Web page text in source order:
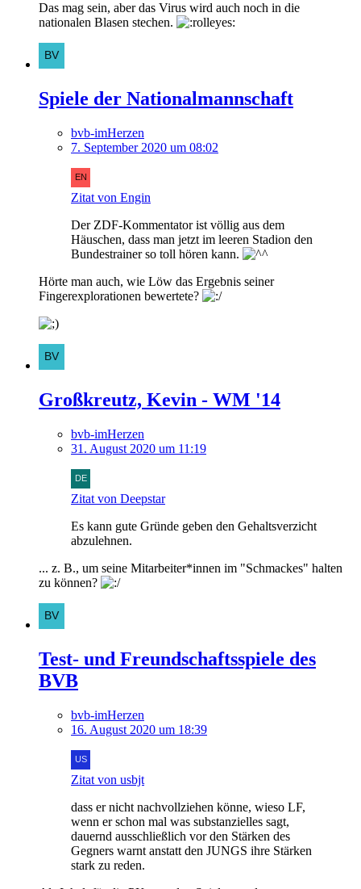
Das mag sein, aber das Virus wird auch noch in die
nationalen Blasen stechen.
Spiele der Nationalmannschaft
bvb-imHerzen
7. September 2020 um 08:02
Zitat von Engin
Der ZDF-Kommentator ist völlig aus dem
Häuschen, dass man jetzt im leeren Stadion den
Bundestrainer so toll hören kann.
Hörte man auch, wie Löw das Ergebnis seiner
Fingerexplorationen bewertete?
Großkreutz, Kevin - WM '14
bvb-imHerzen
31. August 2020 um 11:19
Zitat von Deepstar
Es kann gute Gründe geben den Gehaltsverzicht
abzulehnen.
... z. B., um seine Mitarbeiter*innen im "Schmackes" halten
zu können?
Test- und Freundschaftsspiele des
BVB
bvb-imHerzen
16. August 2020 um 18:39
Zitat von usbjt
dass er nicht nachvollziehen könne, wieso LF,
wenn er schon mal was substanzielles sagt,
dauernd ausschließlich vor den Stärken des
Gegners warnt anstatt den JUNGS ihre Stärken
stark zu reden.